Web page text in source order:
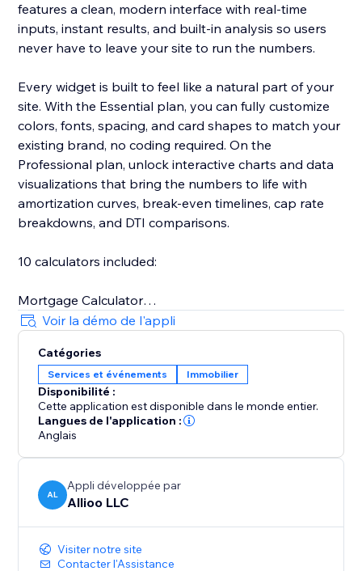
features a clean, modern interface with real-time
inputs, instant results, and built-in analysis so users
never have to leave your site to run the numbers.
Every widget is built to feel like a natural part of your
site. With the Essential plan, you can fully customize
colors, fonts, spacing, and card shapes to match your
existing brand, no coding required. On the
Professional plan, unlock interactive charts and data
visualizations that bring the numbers to life with
amortization curves, break-even timelines, cap rate
breakdowns, and DTI comparisons.
10 calculators included:
Mortgage Calculator
Home Affordability
Cap Rate / ROI
Rent vs. Own
Rent Affordability
Debt-to-Income (DTI)
Voir la démo de l'appli
Catégories
Services et événements Immobilier
Disponibilité :
Cette application est disponible dans le monde entier.
Langues de l'application :
Anglais
AL
Appli développée par
Allioo LLC
Visiter notre site
Contacter l'Assistance